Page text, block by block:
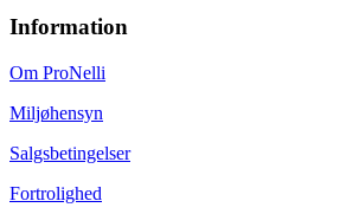
Information
Om ProNelli
Miljøhensyn
Salgsbetingelser
Fortrolighed